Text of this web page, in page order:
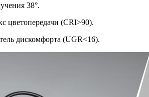
38°.
цветопередачи (CRI>90).
дискомфорта (UGR<16).